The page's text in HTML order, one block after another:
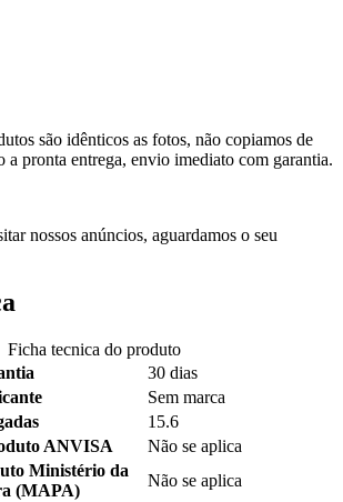
são idênticos as fotos, não copiamos de
a pronta entrega, envio imediato com garantia.
nossos anúncios, aguardamos o seu
Ficha tecnica do produto
30 dias
Sem marca
15.6
ANVISA
Não se aplica
Ministério da
(MAPA)
Não se aplica